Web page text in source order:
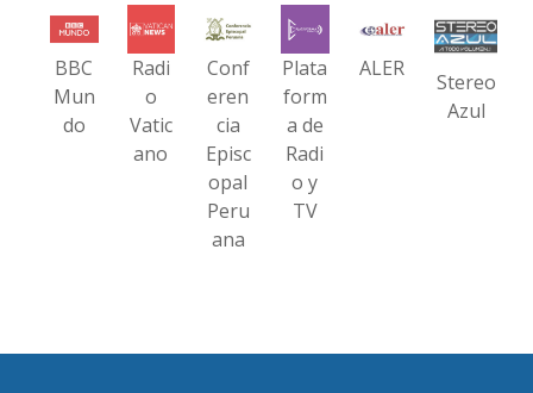
BBC
Mun
do
Radi
o
Vatic
ano
Conf
eren
cia
Episc
opal
Peru
ana
Plata
form
a de
Radi
o y
TV
ALER
Stereo
Azul